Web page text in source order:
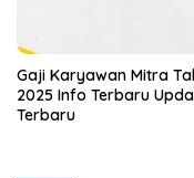
Gaji Karyawan Mitra
2025 Info Terbaru
Terbaru